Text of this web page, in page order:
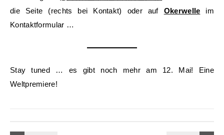
die Seite (rechts bei Kontakt) oder auf Okerwelle im
Kontaktformular …
Stay tuned … es gibt noch mehr am 12. Mai! Eine
Weltpremiere!